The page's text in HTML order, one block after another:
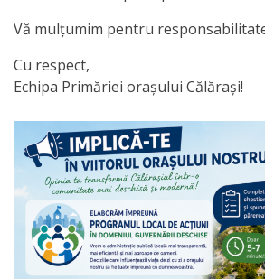
Investiţiilor
Serviciul
de
Colectare
a
Impozitelor
şi
Taxelor
Vă mulțumim pentru
Cu respect,
Echipa Primăriei orașului Călărași!